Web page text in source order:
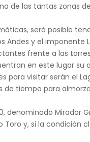
de las tantas zonas
será posible
Andes y el imponente
frente a las
en este lugar su
para visitar serán el
de tiempo para
denominado Mirador
Toro y, si la condición